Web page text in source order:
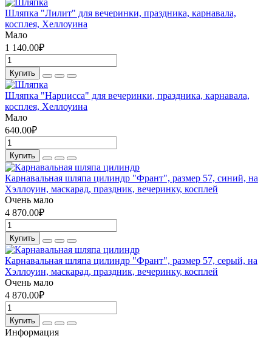
Шляпка "Лилит" для вечеринки, праздника, карнавала,
косплея, Хеллоуина
Мало
1 140.00₽
Купить
Шляпка "Нарцисса" для вечеринки, праздника, карнавала,
косплея, Хеллоуина
Мало
640.00₽
Купить
Карнавальная шляпа цилиндр "Франт", размер 57, синий, на
Хэллоуин, маскарад, праздник, вечеринку, косплей
Очень мало
4 870.00₽
Купить
Карнавальная шляпа цилиндр "Франт", размер 57, серый, на
Хэллоуин, маскарад, праздник, вечеринку, косплей
Очень мало
4 870.00₽
Купить
Информация